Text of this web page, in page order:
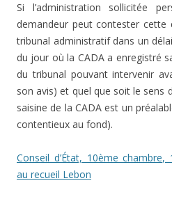
Si l’administration sollicitée
demandeur peut contester cette
tribunal administratif dans un
du jour où la CADA a enregistré
du tribunal pouvant intervenir
son avis) et quel que soit le sens
saisine de la CADA est un
contentieux au fond).
Conseil d’État, 10ème
au recueil Lebon